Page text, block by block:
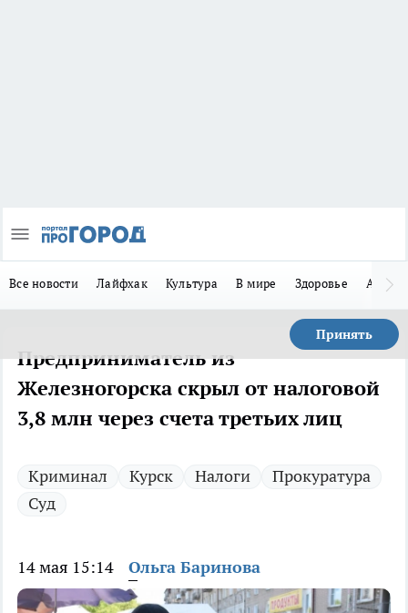
Все новости Лайфхак Культура В мире Здоровье Авто
Принять
Предприниматель из
Железногорска скрыл от налоговой
3,8 млн через счета третьих лиц
Криминал Курск Налоги
Прокуратура
Суд
14 мая 15:14 Ольга Баринова